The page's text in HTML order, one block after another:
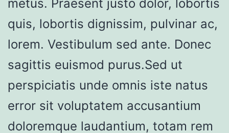
metus. Praesent justo dolor, lobortis
quis, lobortis dignissim, pulvinar ac,
lorem. Vestibulum sed ante. Donec
sagittis euismod purus.Sed ut
perspiciatis unde omnis iste natus
error sit voluptatem accusantium
doloremque laudantium, totam rem